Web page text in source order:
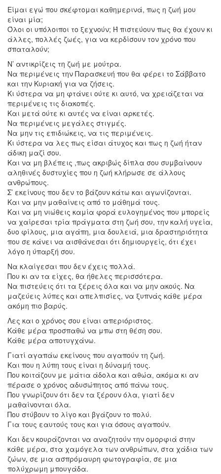
Είμαι εγώ που σκέφτομαι καθημερινά, πως η ζωή μου
είναι μία;
Όλοι οι υπόλοιποι το ξεχνούν; Ή πιστεύουν πως θα έχουν κι
άλλες, πολλές ζωές, για να κερδίσουν τον χρόνο που
σπαταλούν;
Ν’ αντικρίζεις τη ζωή με μούτρα.
Να περιμένεις την Παρασκευή που θα φέρει το Σάββατο
και την Κυριακή για να ζήσεις.
Κι ύστερα να μη φτάνει ούτε κι αυτό, να χρειάζεται να
περιμένεις τις διακοπές.
Και μετά ούτε κι αυτές να είναι αρκετές.
Να περιμένεις μεγάλες στιγμές.
Να μην τις επιδιώκεις, να τις περιμένεις.
Κι ύστερα να λες πως είσαι άτυχος και πως η ζωή ήταν
άδικη μαζί σου.
Και να μη βλέπεις ,πως ακριβώς δίπλα σου συμβαίνουν
αληθινές δυστυχίες που η ζωή κλήρωσε σε άλλους
ανθρώπους.
Σ’ εκείνους που δεν το βάζουν κάτω και αγωνίζονται.
Και να μην μαθαίνεις από το μάθημά τους.
Και να μη νιώθεις καμία φορά ευλογημένος που μπορείς
να χαίρεσαι τρία πράγματα στη ζωή σου, την καλή υγεία,
δυο φίλους, μια αγάπη, μια δουλειά, μια δραστηριότητα
που σε κάνει να αισθάνεσαι ότι δημιουργείς, ότι έχει
λόγο η ύπαρξή σου.
Να κλαίγεσαι που δεν έχεις πολλά.
Που κι αν τα είχες, θα ήθελες περισσότερα.
Να πιστεύεις ότι τα ξέρεις όλα και να μην ακούς. Να
μαζεύεις λύπες και απελπισίες, να ξυπνάς κάθε μέρα
ακόμη πιο βαρύς.
Λες και ο χρόνος σου είναι απεριόριστος.
Κάθε μέρα προσπαθώ να μπω στη θέση σου.
Κάθε μέρα αποτυγχάνω.
Γιατί αγαπάω εκείνους που αγαπούν τη ζωή.
Και που η λύπη τους είναι η δύναμή τους.
Που κοιτάζουν με μάτια άδολα και αθώα, ακόμα κι αν
πέρασε ο χρόνος αδυσώπητος από πάνω τους.
Που γνωρίζουν ότι δεν τα ξέρουν όλα, γιατί δεν
μαθαίνονται όλα.
Που στύβουν το λίγο και βγάζουν το πολύ.
Για τους εαυτούς τους και για όσους αγαπούν.
Και δεν κουράζονται να αναζητούν την ομορφιά στην
κάθε μέρα, στα χαμόγελα των ανθρώπων, στα χάδια των
ζώων, σε μια ασπρόμαυρη φωτογραφία, σε μια
πολύχρωμη μπουγάδα.